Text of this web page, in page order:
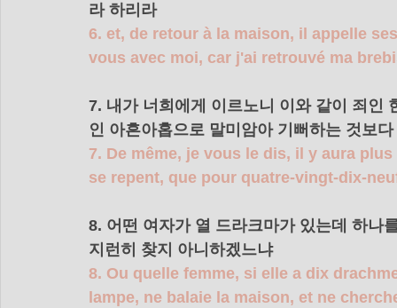
라 하리라
6. et, de retour à la maison, il appelle
vous avec moi, car j'ai retrouvé ma
7. 내가 너희에게 이르노니 이와 같이 죄인
인 아흔아홉으로 말미암아 기뻐하는 것보
7. De même, je vous le dis, il y aura
se repent, que pour quatre-vingt-dix-
8. 어떤 여자가 열 드라크마가 있는데 하나
지런히 찾지 아니하겠느냐
8. Ou quelle femme, si elle a dix
lampe, ne balaie la maison, et ne